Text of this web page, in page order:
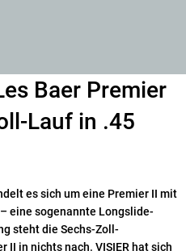
Baer Premier
Lauf in .45
es sich um eine Premier II mit
eine sogenannte Longslide-
steht die Sechs-Zoll-
II in nichts nach. VISIER hat sich